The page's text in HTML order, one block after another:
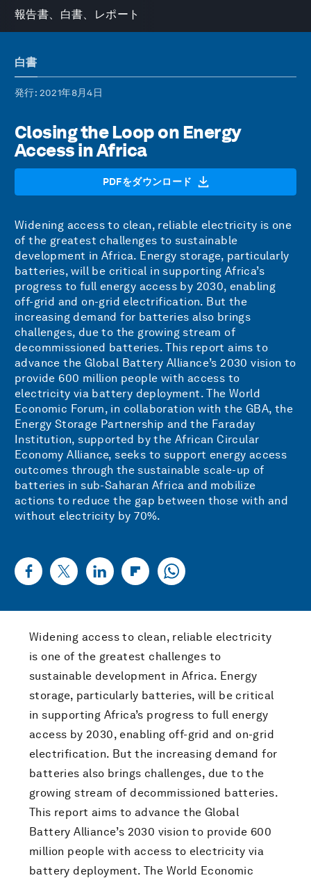
報告書、白書、レポート
白書
発行: 2021年8月4日
Closing the Loop on Energy
Access in Africa
PDFをダウンロード
Widening access to clean, reliable electricity is one
of the greatest challenges to sustainable
development in Africa. Energy storage, particularly
batteries, will be critical in supporting Africa’s
progress to full energy access by 2030, enabling
off-grid and on-grid electrification. But the
increasing demand for batteries also brings
challenges, due to the growing stream of
decommissioned batteries. This report aims to
advance the Global Battery Alliance’s 2030 vision to
provide 600 million people with access to
electricity via battery deployment. The World
Economic Forum, in collaboration with the GBA, the
Energy Storage Partnership and the Faraday
Institution, supported by the African Circular
Economy Alliance, seeks to support energy access
outcomes through the sustainable scale-up of
batteries in sub-Saharan Africa and mobilize
actions to reduce the gap between those with and
without electricity by 70%.
Widening access to clean, reliable electricity
is one of the greatest challenges to
sustainable development in Africa. Energy
storage, particularly batteries, will be critical
in supporting Africa’s progress to full energy
access by 2030, enabling off-grid and on-grid
electrification. But the increasing demand for
batteries also brings challenges, due to the
growing stream of decommissioned batteries.
This report aims to advance the Global
Battery Alliance’s 2030 vision to provide 600
million people with access to electricity via
battery deployment. The World Economic